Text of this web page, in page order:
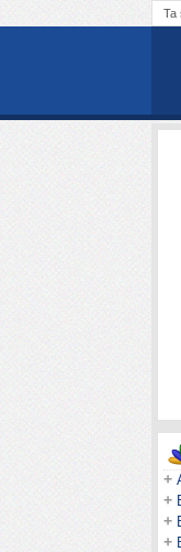
Ta
+
+
+
+